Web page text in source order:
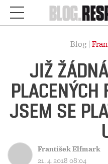
Blog |
JIŽ
PLACENÝCH
JSEM SE
František Elfmark
21. 4. 2018 08:04